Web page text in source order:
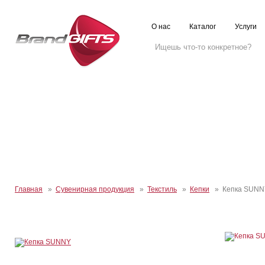
О нас Каталог Услуги
Главная » Сувенирная продукция » Текстиль » Кепки » Кепка